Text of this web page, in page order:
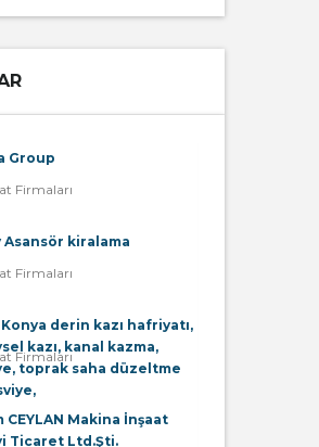
Group
Firmaları
Asansör kiralama
Firmaları
Konya derin kazı hafriyatı,
kazı, kanal kazma,
toprak saha düzeltme
Firmaları
CEYLAN Makina İnşaat
Ticaret Ltd.Şti.